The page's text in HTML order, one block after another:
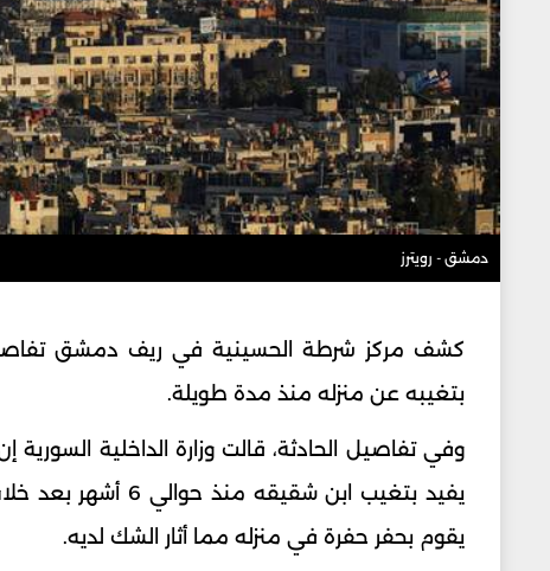
دمشق - رويترز
بتغيبه عن منزله منذ مدة طويلة.
وفي تفاصيل الحادثة، قالت وزارة الداخلية
يفيد بتغيب ابن
يقوم بحفر حفرة في منزله مما أثار الشك لديه.